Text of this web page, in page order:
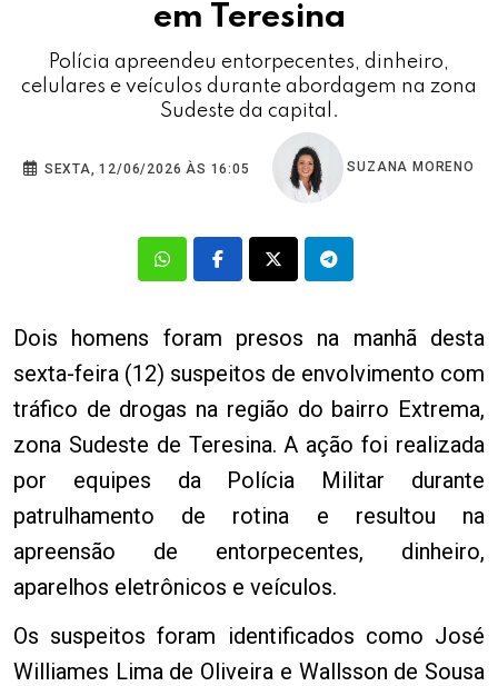
em Teresina
Polícia apreendeu entorpecentes, dinheiro,
celulares e veículos durante abordagem na zona
Sudeste da capital.
SEXTA, 12/06/2026 ÀS 16:05 SUZANA MORENO
Dois homens foram presos na manhã desta
sexta-feira (12) suspeitos de envolvimento com
tráfico de drogas na região do bairro Extrema,
zona Sudeste de Teresina. A ação foi realizada
por equipes da Polícia Militar durante
patrulhamento de rotina e resultou na
apreensão de entorpecentes, dinheiro,
aparelhos eletrônicos e veículos.
Os suspeitos foram identificados como José
Williames Lima de Oliveira e Wallsson de Sousa